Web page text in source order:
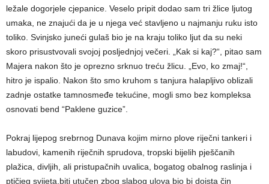
ležale dogorjele cjepanice. Veselo pripit dodao sam tri žlice ljutog
umaka, ne znajući da je u njega već stavljeno u najmanju ruku isto
toliko. Svinjsko juneći gulaš bio je na kraju toliko ljut da su neki
skoro prisustvovali svojoj posljednjoj večeri. „Kak si kaj?“, pitao sam
Majera nakon što je oprezno srknuo treću žlicu. „Evo, ko zmaj!“,
hitro je ispalio. Nakon što smo kruhom s tanjura halapljivo oblizali
zadnje ostatke tamnosmeđe tekućine, mogli smo bez kompleksa
osnovati bend “Paklene guzice”.
Pokraj lijepog srebrnog Dunava kojim mirno plove riječni tankeri i
labudovi, kamenih riječnih sprudova, tropski bijelih pješčanih
plažica, divljih, ali pristupačnih uvalica, bogatog obalnog raslinja i
ptičjeg svijeta,biti utučen zbog slabog ulova bio bi doista čin